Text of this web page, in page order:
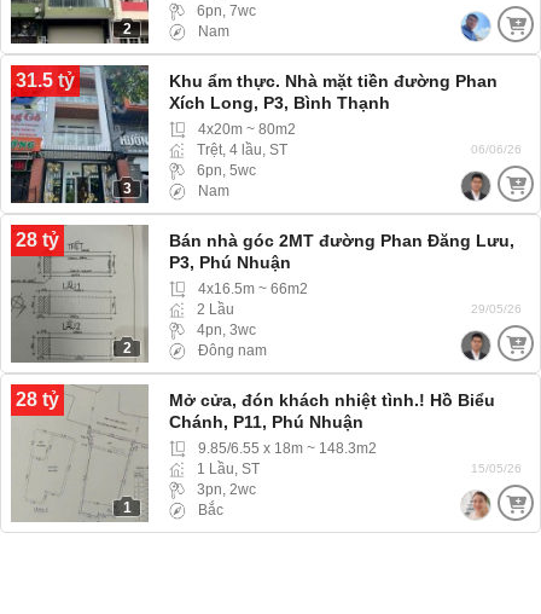
2
6pn, 7wc
Nam
31.5 tỷ
3
Khu ẩm thực. Nhà mặt tiền đường Phan
Xích Long, P3, Bình Thạnh
4x20m ~ 80m2
Trệt, 4 lầu, ST
6pn, 5wc
Nam
06/06/26
28 tỷ
2
Bán nhà góc 2MT đường Phan Đăng Lưu,
P3, Phú Nhuận
4x16.5m ~ 66m2
2 Lầu
4pn, 3wc
Đông nam
29/05/26
28 tỷ
1
Mở cửa, đón khách nhiệt tình.! Hồ Biểu
Chánh, P11, Phú Nhuận
9.85/6.55 x 18m ~ 148.3m2
1 Lầu, ST
3pn, 2wc
Bắc
15/05/26